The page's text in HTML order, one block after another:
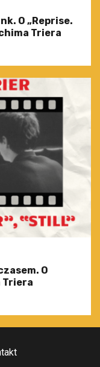
O „Reprise.
Triera
O